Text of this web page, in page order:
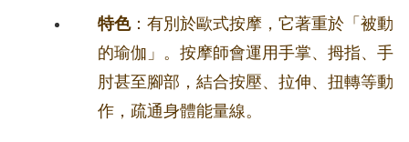
特色：有別於歐式按摩，它著重於「被動
的瑜伽」。按摩師會運用手掌、拇指、手
肘甚至腳部，結合按壓、拉伸、扭轉等動
作，疏通身體能量線。